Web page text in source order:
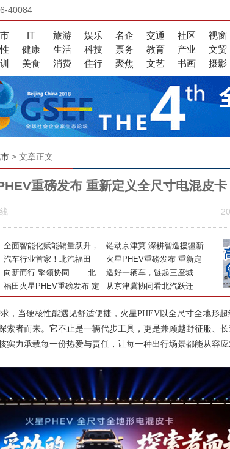
40084
IT 旅游 娱乐 名企 交通 社区 视窗
健康 生活 科技 票务 教育 产业 文贸
美食 消费 住行 聚焦 文艺 书画 摄影
> 文章正文
重磅发布 重新定义全尺寸电混皮卡
全面智能化赋能销量跃升，
北汽福田5月产销再攀高峰
链动京津冀 深耕智造援疆新
范式——北汽福田以新质生
产力赋能边疆高质量发展
汽车行业首家！北汽福田
获“两化融合管理体系”与 “数
字化转型管理体系”5A级评
定
火星PHEV重磅发布 重新定
义全尺寸电混皮卡
向新而行 擎领协同 ——北
汽福田以新质生产力书写京
津冀高质量发展新篇章
造好一辆车，链起三座城
——北汽福田的京津冀足迹
福田火星PHEV重磅发布 定
义全尺寸电混皮卡新标杆
从京津冀协同看北汽跃迁
——一场“超时”背后 的高质
量发展答卷
，当硬核性能遇见舒适便捷，火星PHEV以全尺寸全地形超
索者而来。它不止是一辆代步工具，更是兼顾越野征服、
实力承载每一份热爱与责任，让每一种出行场景都能从容应